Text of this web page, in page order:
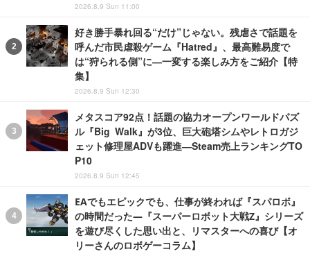
2026.8.9 Sun 11:00
好き勝手暴れ回る“だけ”じゃない。残虐さで話題を
呼んだ市民虐殺ゲーム『Hatred』、最高難易度で
は“狩られる側”に―一変する楽しみ方をご紹介【特
集】
2026.8.9 Sun 12:30
メタスコア92点！話題の協力オープンワールドパズ
ル『Big Walk』が3位、巨大砲塔シムやレトロガジ
ェット修理屋ADVも躍進―Steam売上ランキングTO
P10
2026.8.9 Sun 12:45
EAでもエピックでも、仕事が終われば『スパロボ』
の時間だった―『スーパーロボット大戦Z』シリーズ
を遊び尽くした思い出と、リマスターへの喜び【オ
リーさんのロボゲーコラム】